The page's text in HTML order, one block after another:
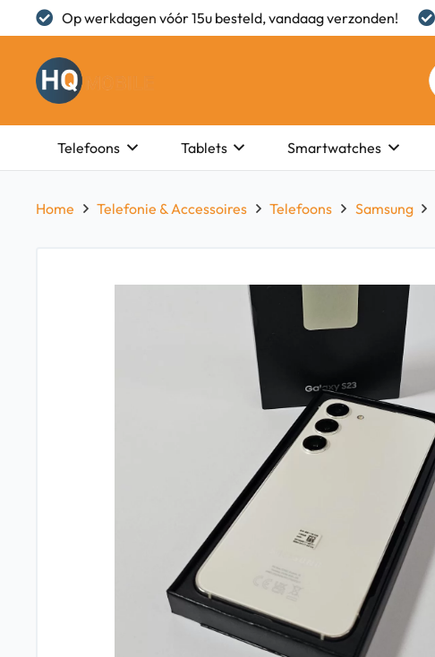
Op werkdagen vóór 15u besteld, vandaag verzonden!
Telefoons Tablets Smartwatches
Home Telefonie & Accessoires Telefoons Samsung